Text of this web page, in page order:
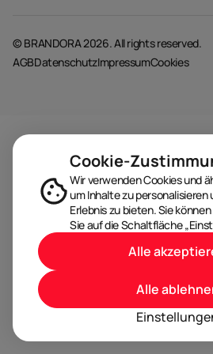
© BRANDORA 2026. All rights reserved.
AGBDatenschutzImpressumCookies
Cookie-
Wir verwenden Cookies und
um Inhalte zu personalisieren
Erlebnis zu bieten. Sie
Sie auf die Schaltfläche
Alle
Alle